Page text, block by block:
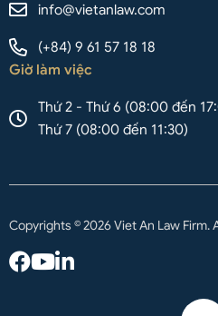
info@vietanlaw.com
(+84) 9 61 57 18 18
Giờ làm việc
Thứ 2 - Thứ 6 (08:00 đến
Thứ 7 (08:00 đến 11:30)
Copyrights © 2026 Viet An Law Firm.